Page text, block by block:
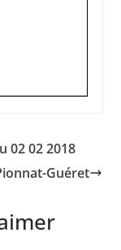
02 02 2018
Guéret